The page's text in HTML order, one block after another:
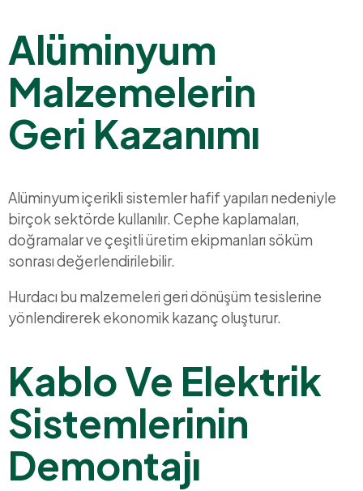
Alüminyum
Malzemelerin
Geri Kazanımı
Alüminyum içerikli sistemler hafif yapıları nedeniyle
birçok sektörde kullanılır. Cephe kaplamaları,
doğramalar ve çeşitli üretim ekipmanları söküm
sonrası değerlendirilebilir.
Hurdacı bu malzemeleri geri dönüşüm tesislerine
yönlendirerek ekonomik kazanç oluşturur.
Kablo Ve Elektrik
Sistemlerinin
Demontajı